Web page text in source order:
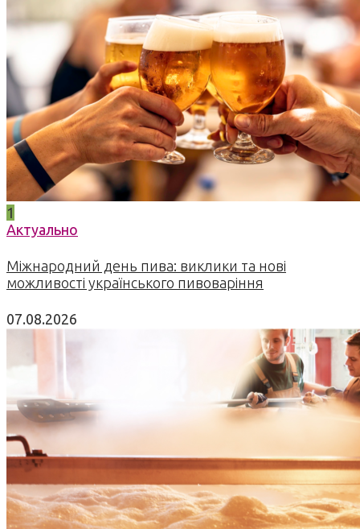
1
Актуально
Міжнародний день пива: виклики та нові
можливості українського пивоваріння
07.08.2026